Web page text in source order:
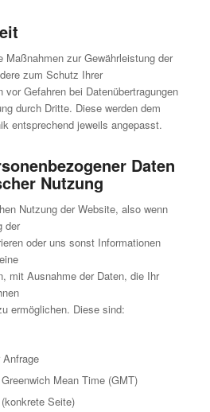
Maßnahmen zur Gewährleistung der
zum Schutz Ihrer
vor Gefahren bei Datenübertragungen
durch Dritte. Diese werden dem
entsprechend jeweils angepasst.
Daten
Nutzung
Nutzung der Website, also wenn
der
oder uns sonst Informationen
mit Ausnahme der Daten, die Ihr
ermöglichen. Diese sind:
Mean Time (GMT)
Seite)